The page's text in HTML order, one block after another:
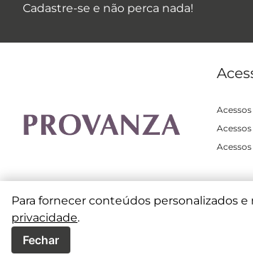
Para fornecer conteúdos personalizados
privacidade.
Fechar
Cadastre-se e não perca nada!
Copyright © 2025 | All Rights Reserved |